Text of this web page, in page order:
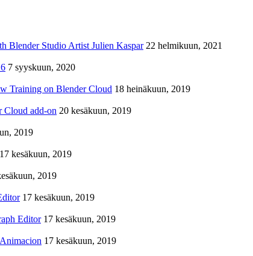
Blender Studio Artist Julien Kaspar 22 helmikuun, 2021
7 syyskuun, 2020
Training on Blender Cloud 18 heinäkuun, 2019
Cloud add-on 20 kesäkuun, 2019
2019
17 kesäkuun, 2019
2019
17 kesäkuun, 2019
Editor 17 kesäkuun, 2019
17 kesäkuun, 2019